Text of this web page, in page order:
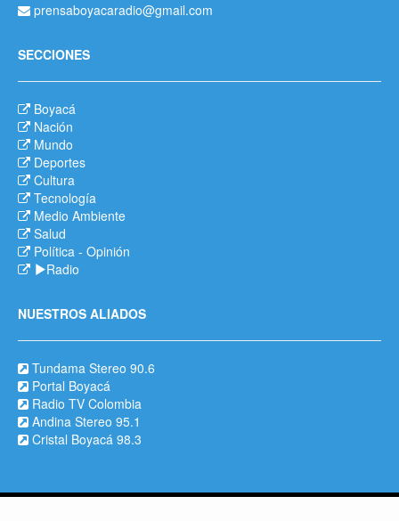
prensaboyacaradio@gmail.com
SECCIONES
Boyacá
Nación
Mundo
Deportes
Cultura
Tecnología
Medio Ambiente
Salud
Política - Opinión
Radio
NUESTROS ALIADOS
Tundama Stereo 90.6
Portal Boyacá
Radio TV Colombia
Andina Stereo 95.1
Cristal Boyacá 98.3